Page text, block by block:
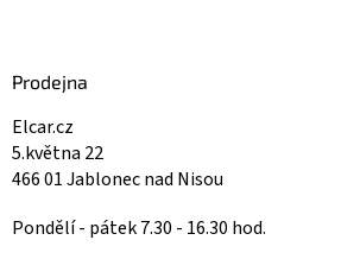
Prodejna
Elcar.cz
5.května 22
466 01 Jablonec nad Nisou
Pondělí - pátek 7.30 - 16.30 hod.